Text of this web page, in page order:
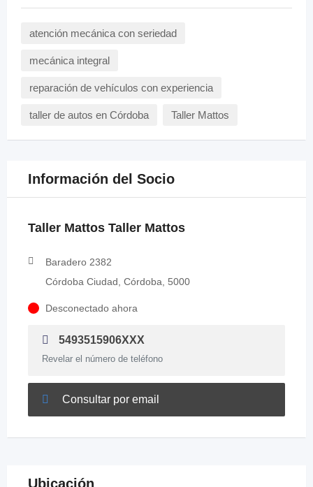
atención mecánica con seriedad
mecánica integral
reparación de vehículos con experiencia
taller de autos en Córdoba Taller Mattos
Información del Socio
Taller Mattos Taller Mattos
Baradero 2382
Córdoba Ciudad, Córdoba, 5000
Desconectado ahora
5493515906XXX
Revelar el número de teléfono
Consultar por email
Ubicación